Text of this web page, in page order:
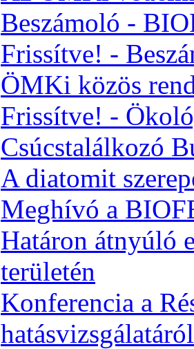
Beszámoló -
Frissítve! -
ÖMKi közös
Frissítve! -
Csúcstalálkozó
A diatomit
Meghívó a
Határon átnyúló
területén
Konferencia a
hatásvizsgálatáról